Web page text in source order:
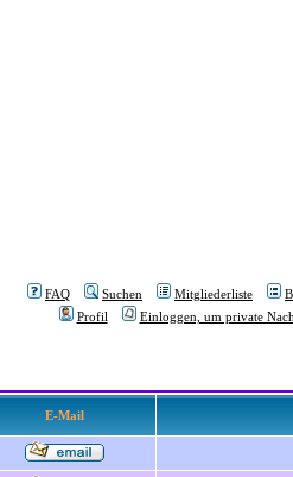
FAQ Suchen Mitgliederliste
Profil
Einloggen, um private
E-Mail